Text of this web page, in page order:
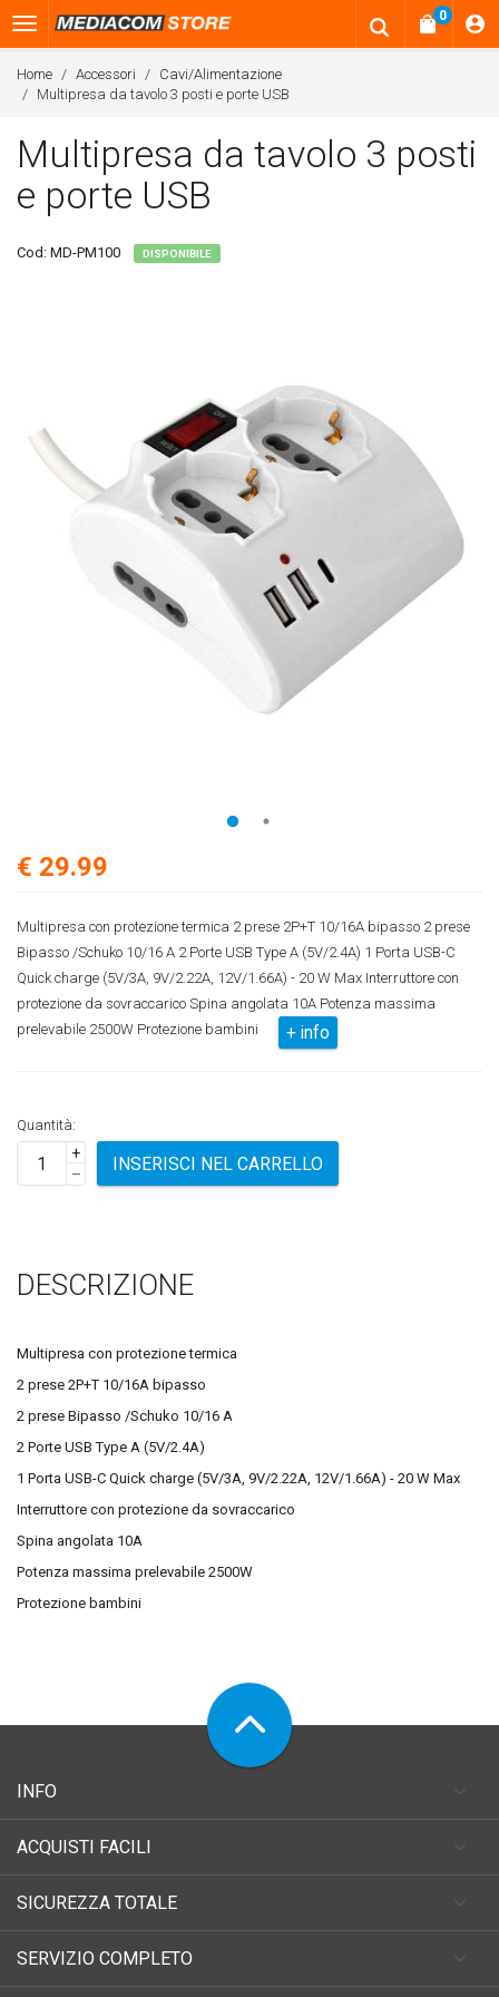
0
Home Accessori
Cavi/Alimentazione
Multipresa da tavolo 3 posti e porte USB
Multipresa da tavolo 3 posti
e porte USB
Cod: MD-PM100 DISPONIBILE
€ 29.99
Multipresa con protezione termica 2 prese 2P+T 10/16A bipasso 2 prese
Bipasso /Schuko 10/16 A 2 Porte USB Type A (5V/2.4A) 1 Porta USB-C
Quick charge (5V/3A, 9V/2.22A, 12V/1.66A) - 20 W Max Interruttore con
protezione da sovraccarico Spina angolata 10A Potenza massima
prelevabile 2500W Protezione bambini
+ info
Quantità:
+
–
INSERISCI NEL CARRELLO
DESCRIZIONE
Multipresa con protezione termica
2 prese 2P+T 10/16A bipasso
2 prese Bipasso /Schuko 10/16 A
2 Porte USB Type A (5V/2.4A)
1 Porta USB-C Quick charge (5V/3A, 9V/2.22A, 12V/1.66A) - 20 W Max
Interruttore con protezione da sovraccarico
Spina angolata 10A
Potenza massima prelevabile 2500W
Protezione bambini
INFO
ACQUISTI FACILI
SICUREZZA TOTALE
SERVIZIO COMPLETO